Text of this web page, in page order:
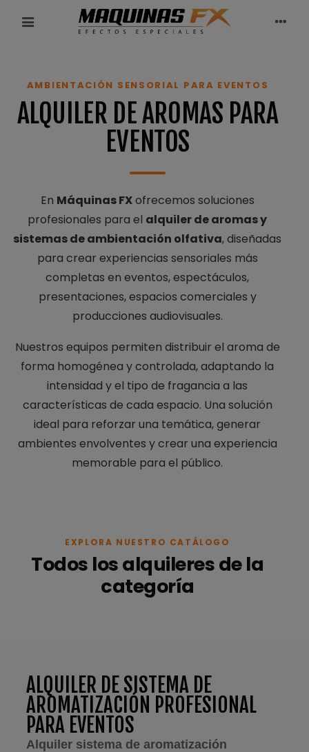
AMBIENTACIÓN SENSORIAL PARA EVENTOS
ALQUILER DE AROMAS PARA
EVENTOS
En Máquinas FXofrecemos soluciones
profesionales para el alquiler de aromas y
sistemas de ambientación olfativa, diseñadas
para crear experiencias sensoriales más
completas en eventos, espectáculos,
presentaciones, espacios comerciales y
producciones audiovisuales.
Nuestros equipos permiten distribuir el aroma de
forma homogénea y controlada, adaptando la
intensidad y el tipo de fragancia a las
características de cada espacio. Una solución
ideal para reforzar una temática, generar
ambientes envolventes y crear una experiencia
memorable para el público.
EXPLORA NUESTRO CATÁLOGO
Todos los alquileres de la
categoría
ALQUILER DE SISTEMA DE
AROMATIZACIÓN PROFESIONAL
PARA EVENTOS
Alquiler sistema de aromatización